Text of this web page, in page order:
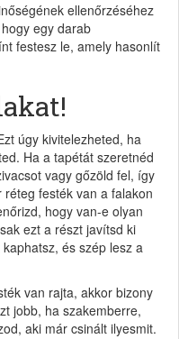
ellenőrzéséhez
egy darab
festesz le, amely hasonlít
úgy kivitelezheted, ha
Ha a tapétát szeretnéd
vagy gőzöld fel, így
festék van a falakon
hogy van-e olyan
ezt a részt javítsd ki
és szép lesz a
van rajta, akkor bizony
jobb, ha szakemberre,
aki már csinált ilyesmit.